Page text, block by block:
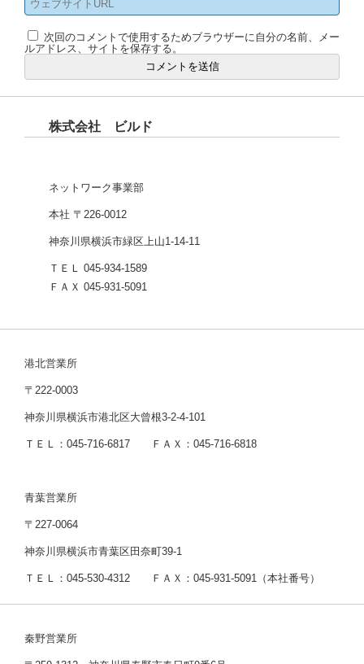
次回のコメントで使用するためブラウザーに自分の名前、メー
ルアドレス、サイトを保存する。
株式会社 ビルド
ネットワーク事業部
本社 〒226-0012
神奈川県横浜市緑区上山1-14-11
ＴＥＬ 045-934-1589
ＦＡＸ 045-931-5091
港北営業所
〒222-0003
神奈川県横浜市港北区大曾根3-2-4-101
ＴＥＬ：045-716-6817 ＦＡＸ：045-716-6818
青葉営業所
〒227-0064
神奈川県横浜市青葉区田奈町39-1
ＴＥＬ：045-530-4312 ＦＡＸ：045-931-5091（本社番号）
秦野営業所